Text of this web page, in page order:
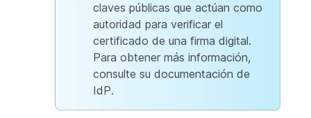
claves públicas que actúan como
autoridad para verificar el
certificado de una firma digital.
Para obtener más información,
consulte su documentación de
IdP.